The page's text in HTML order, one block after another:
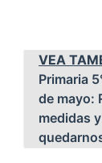
VEA
Primaria
de mayo:
medidas